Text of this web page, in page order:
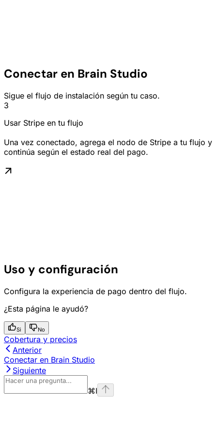
Conectar en Brain Studio
Sigue el flujo de instalación según tu caso.
3
Usar Stripe en tu flujo
Una vez conectado, agrega el nodo de Stripe a tu flujo y
continúa según el estado real del pago.
Uso y configuración
Configura la experiencia de pago dentro del flujo.
¿Esta página le ayudó?
Si No
Cobertura y precios
Anterior
Conectar en Brain Studio
Siguiente
⌘I